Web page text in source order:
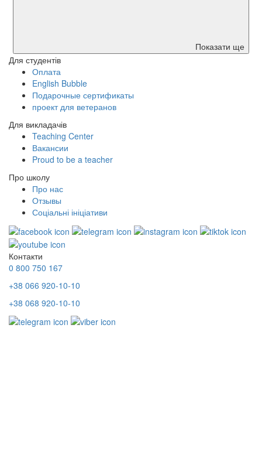
Показати ще
Для студентів
Оплата
English Bubble
Подарочные сертификаты
проект для ветеранов
Для викладачів
Teaching Center
Вакансии
Proud to be a teacher
Про школу
Про нас
Отзывы
Соціальні ініціативи
Контакти
0 800 750 167
+38 066 920-10-10
+38 068 920-10-10